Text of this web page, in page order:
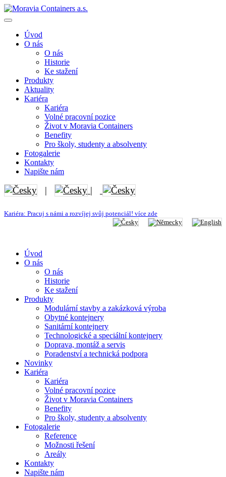
Úvod
O nás
O nás
Historie
Ke stažení
Produkty
Aktuality
Kariéra
Kariéra
Volné pracovní pozice
Život v Moravia Containers
Benefity
Pro školy, studenty a absolventy
Fotogalerie
Kontakty
Napište nám
| |
Kariéra: Pracuj s námi a rozvíjej svůj potenciál! více zde
Úvod
O nás
O nás
Historie
Ke stažení
Produkty
Modulární stavby a zakázková výroba
Obytné kontejnery
Sanitární kontejnery
Technologické a speciální kontejnery
Doprava, montáž a servis
Poradenství a technická podpora
Novinky
Kariéra
Kariéra
Volné pracovní pozice
Život v Moravia Containers
Benefity
Pro školy, studenty a absolventy
Fotogalerie
Reference
Možnosti řešení
Areály
Kontakty
Napište nám